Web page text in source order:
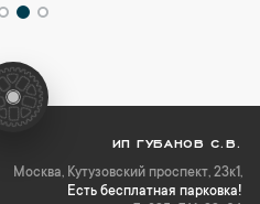
ИП ГУБАНОВ С.В.
Москва, Кутузовский проспект, 23к1,
Есть бесплатная парковка!